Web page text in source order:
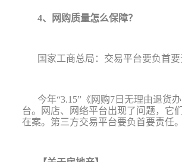
4、网购质量怎么保障？
国家工商总局：交易平台要负首
今年“3.15”《网购7日无理由退货
台。网店、网络平台出现了问题，它
在案。第三方交易平台要负首要责任。